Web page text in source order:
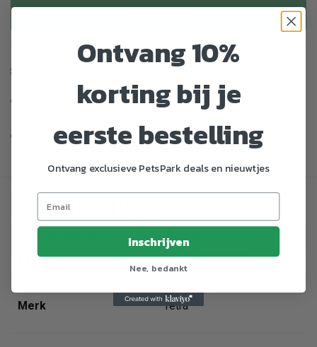
Gratis Verzending vanaf € 39,-
Veilig en gemakkelijk betalen
Specificaties
765880
EAN nummer
4004218734258
Merk
Tetra
Ontvang 10%
korting bij je
eerste bestelling
Ontvang exclusieve PetsPark deals en nieuwtjes
Inschrijven
Nee, bedankt